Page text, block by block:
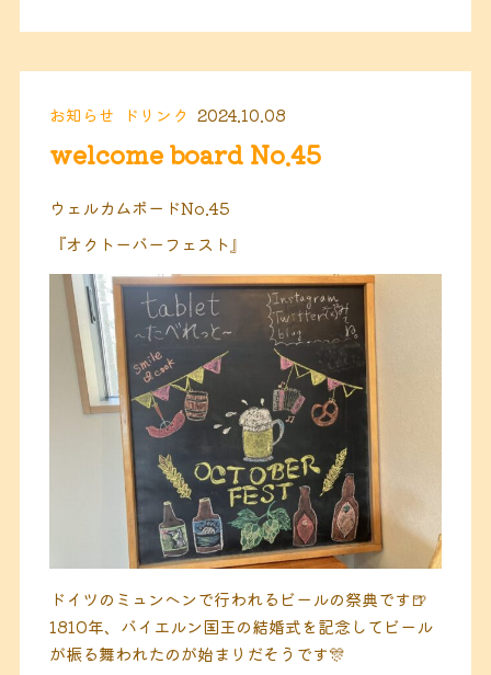
お知らせ ドリンク 2024.10.08
welcome board No.45
ウェルカムボードNo.45
『オクトーバーフェスト』
ドイツのミュンヘンで行われるビールの祭典です🍺
1810年、バイエルン国王の結婚式を記念してビール
が振る舞われたのが始まりだそうです🎊